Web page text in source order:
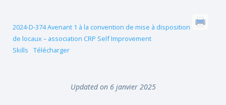
2024-D-374 Avenant 1 à la convention de mise à disposition
de locaux – association CRP Self Improvement
Skills
Télécharger
Updated on 6 janvier 2025